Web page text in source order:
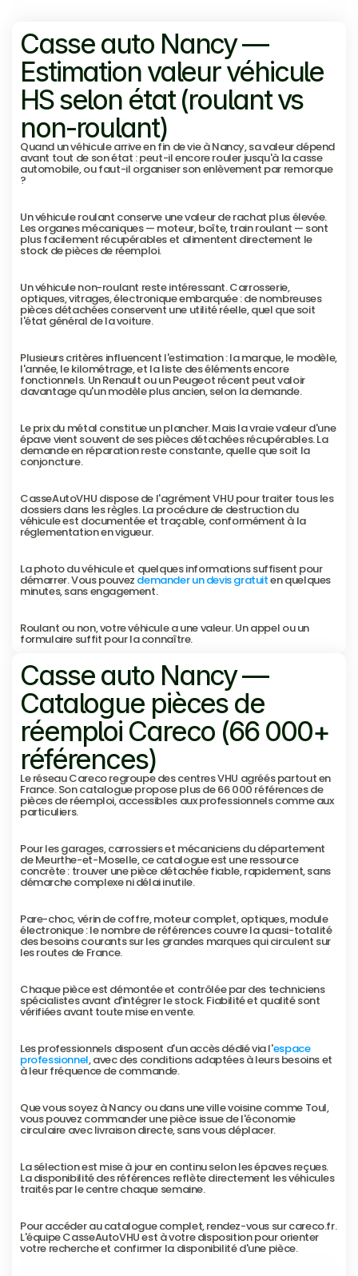
Casse auto Nancy —
Estimation valeur véhicule
HS selon état (roulant vs
non-roulant)
Quand un véhicule arrive en fin de vie à Nancy, sa valeur dépend
avant tout de son état : peut-il encore rouler jusqu'à la casse
automobile, ou faut-il organiser son enlèvement par remorque
?
Un véhicule roulant conserve une valeur de rachat plus élevée.
Les organes mécaniques — moteur, boîte, train roulant — sont
plus facilement récupérables et alimentent directement le
stock de pièces de réemploi.
Un véhicule non-roulant reste intéressant. Carrosserie,
optiques, vitrages, électronique embarquée : de nombreuses
pièces détachées conservent une utilité réelle, quel que soit
l'état général de la voiture.
Plusieurs critères influencent l'estimation : la marque, le modèle,
l'année, le kilométrage, et la liste des éléments encore
fonctionnels. Un Renault ou un Peugeot récent peut valoir
davantage qu'un modèle plus ancien, selon la demande.
Le prix du métal constitue un plancher. Mais la vraie valeur d'une
épave vient souvent de ses pièces détachées récupérables. La
demande en réparation reste constante, quelle que soit la
conjoncture.
CasseAutoVHU dispose de l'agrément VHU pour traiter tous les
dossiers dans les règles. La procédure de destruction du
véhicule est documentée et traçable, conformément à la
réglementation en vigueur.
La photo du véhicule et quelques informations suffisent pour
démarrer. Vous pouvez demander un devis gratuit en quelques
minutes, sans engagement.
Roulant ou non, votre véhicule a une valeur. Un appel ou un
formulaire suffit pour la connaître.
Casse auto Nancy —
Catalogue pièces de
réemploi Careco (66 000+
références)
Le réseau Careco regroupe des centres VHU agréés partout en
France. Son catalogue propose plus de 66 000 références de
pièces de réemploi, accessibles aux professionnels comme aux
particuliers.
Pour les garages, carrossiers et mécaniciens du département
de Meurthe-et-Moselle, ce catalogue est une ressource
concrète : trouver une pièce détachée fiable, rapidement, sans
démarche complexe ni délai inutile.
Pare-choc, vérin de coffre, moteur complet, optiques, module
électronique : le nombre de références couvre la quasi-totalité
des besoins courants sur les grandes marques qui circulent sur
les routes de France.
Chaque pièce est démontée et contrôlée par des techniciens
spécialistes avant d'intégrer le stock. Fiabilité et qualité sont
vérifiées avant toute mise en vente.
Les professionnels disposent d'un accès dédié via l'espace
professionnel, avec des conditions adaptées à leurs besoins et
à leur fréquence de commande.
Que vous soyez à Nancy ou dans une ville voisine comme Toul,
vous pouvez commander une pièce issue de l'économie
circulaire avec livraison directe, sans vous déplacer.
La sélection est mise à jour en continu selon les épaves reçues.
La disponibilité des références reflète directement les véhicules
traités par le centre chaque semaine.
Pour accéder au catalogue complet, rendez-vous sur careco.fr.
L'équipe CasseAutoVHU est à votre disposition pour orienter
votre recherche et confirmer la disponibilité d'une pièce.